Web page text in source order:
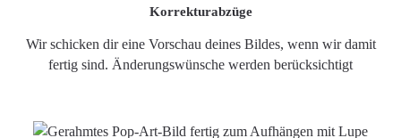
Korrekturabzüge
Wir schicken dir eine Vorschau deines Bildes, wenn wir damit
fertig sind. Änderungswünsche werden berücksichtigt